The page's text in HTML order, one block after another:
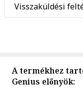
Visszaküldési
A termékhez
Genius előnyök: